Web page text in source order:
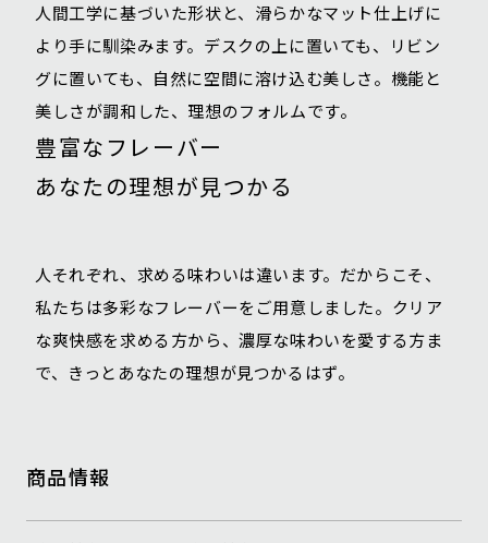
人間工学に基づいた形状と、滑らかなマット仕上げに
より手に馴染みます。デスクの上に置いても、リビン
グに置いても、自然に空間に溶け込む美しさ。機能と
美しさが調和した、理想のフォルムです。
豊富なフレーバー
あなたの理想が見つかる
人それぞれ、求める味わいは違います。だからこそ、
私たちは多彩なフレーバーをご用意しました。クリア
な爽快感を求める方から、濃厚な味わいを愛する方ま
で、きっとあなたの理想が見つかるはず。
商品情報